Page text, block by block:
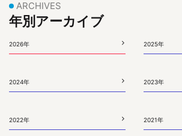
ARCHIVES
年別アーカイブ
2026年 2025年
2024年 2023年
2022年 2021年